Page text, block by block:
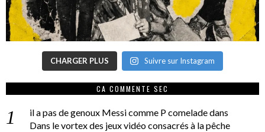
CHARGER PLUS Suivre sur Instagram
CA COMMENTE SEC
il a pas de genoux Messi comme P comeladedans
Dans le vortex des jeux vidéo consacrés à la pêche